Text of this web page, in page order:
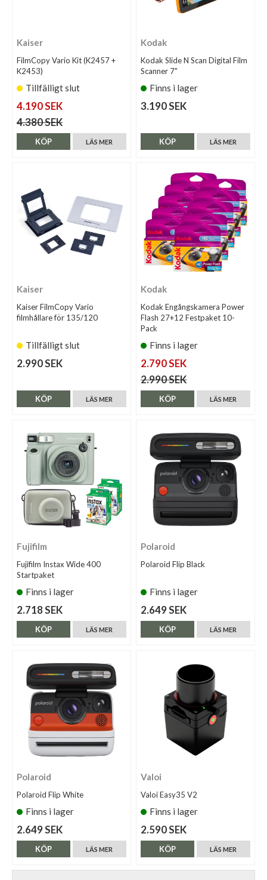
Kaiser
FilmCopy Vario Kit (K2457 +
K2453)
Tillfälligt slut
4.190 SEK
4.380 SEK
LÄS MER
KÖP
Kodak
Kodak Slide N Scan Digital Film
Scanner 7"
Finns i lager
3.190 SEK
LÄS MER
KÖP
Kaiser
Kaiser FilmCopy Vario
filmhållare för 135/120
Tillfälligt slut
2.990 SEK
LÄS MER
KÖP
Kodak
Kodak Engångskamera Power
Flash 27+12 Festpaket 10-
Pack
Finns i lager
2.790 SEK
2.990 SEK
LÄS MER
KÖP
Fujifilm
Fujifilm Instax Wide 400
Startpaket
Finns i lager
2.718 SEK
LÄS MER
KÖP
Polaroid
Polaroid Flip Black
Finns i lager
2.649 SEK
LÄS MER
KÖP
Polaroid
Polaroid Flip White
Finns i lager
2.649 SEK
LÄS MER
KÖP
Valoi
Valoi Easy35 V2
Finns i lager
2.590 SEK
LÄS MER
KÖP